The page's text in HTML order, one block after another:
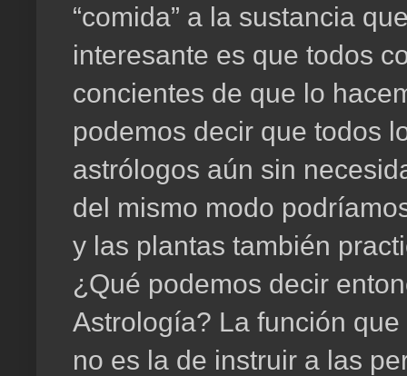
“comida” a la sustancia
interesante es que todos
concientes de que lo
podemos decir que todos
astrólogos aún sin
del mismo modo
y las plantas también
¿Qué podemos decir
Astrología? La función
no es la de instruir a las